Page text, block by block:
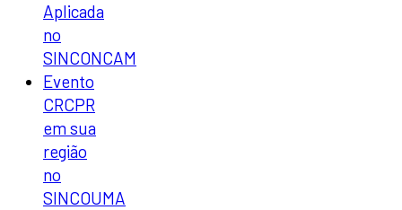
Aplicada
no
SINCONCAM
Evento
CRCPR
em sua
região
no
SINCOUMA